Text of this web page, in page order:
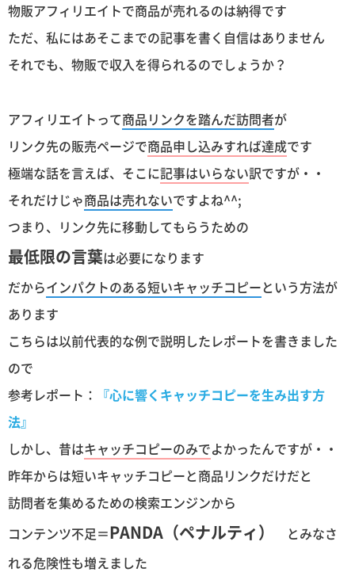
物販アフィリエイトで商品が売れるのは納得です
ただ、私にはあそこまでの記事を書く自信はありません
それでも、物販で収入を得られるのでしょうか？
アフィリエイトって商品リンクを踏んだ訪問者が
リンク先の販売ページで商品申し込みすれば達成です
極端な話を言えば、そこに記事はいらない訳ですが・・
それだけじゃ商品は売れないですよね^^;
つまり、リンク先に移動してもらうための
最低限の言葉は必要になります
だからインパクトのある短いキャッチコピーという方法が
あります
こちらは以前代表的な例で説明したレポートを書きました
ので
参考レポート：
『心に響くキャッチコピーを生み出す方
法』
しかし、昔はキャッチコピーのみでよかったんですが・・
昨年からは短いキャッチコピーと商品リンクだけだと
訪問者を集めるための検索エンジンから
コンテンツ不足＝PANDA（ペナルティ）
とみなさ
れる危険性も増えました